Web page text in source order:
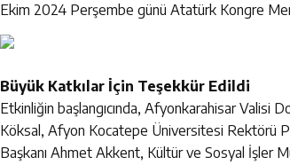
Ekim 2024 Perşembe günü Atatürk Kongre
Büyük Katkılar İçin Teşekkür Edildi
Etkinliğin başlangıcında, Afyonkarahisar Valisi
Köksal, Afyon Kocatepe Üniversitesi Rektörü
Başkanı Ahmet Akkent, Kültür ve Sosyal İşler